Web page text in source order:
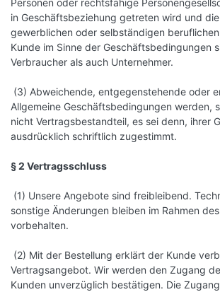
Personen oder rechtsfähige
in Geschäftsbeziehung getreten wird und
gewerblichen oder selbständigen
Kunde im Sinne der Geschäftsbedingungen
Verbraucher als auch Unternehmer.
(3) Abweichende, entgegenstehende oder
Allgemeine Geschäftsbedingungen werden,
nicht Vertragsbestandteil, es sei denn, ihrer
ausdrücklich schriftlich zugestimmt.
§ 2 Vertragsschluss
(1) Unsere Angebote sind freibleibend.
sonstige Änderungen bleiben im Rahmen
vorbehalten.
(2) Mit der Bestellung erklärt der Kunde
Vertragsangebot. Wir werden den Zugang
Kunden unverzüglich bestätigen. Die